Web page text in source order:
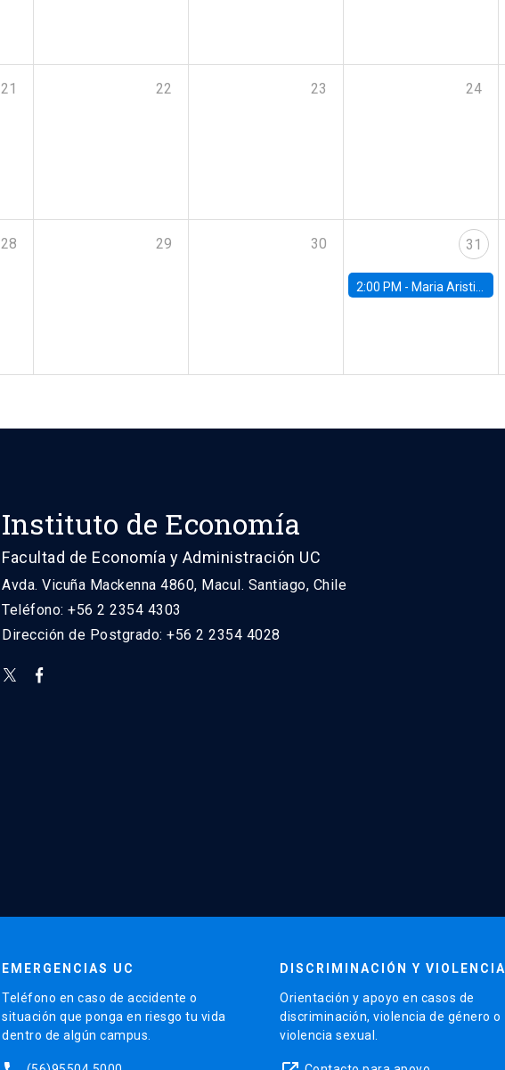
21 22 23 24
28 29 30 31
2:00 PM - Maria Aristizabal-Ramirez, FED Board
Instituto de Economía
Facultad de Economía y Administración UC
Avda. Vicuña Mackenna 4860, Macul. Santiago, Chile
Teléfono: +56 2 2354 4303
Dirección de Postgrado: +56 2 2354 4028
EMERGENCIAS UC
Teléfono en caso de accidente o
situación que ponga en riesgo tu vida
dentro de algún campus.
DISCRIMINACIÓN Y VIOLENCIA
Orientación y apoyo en casos de
discriminación, violencia de género o
violencia sexual.